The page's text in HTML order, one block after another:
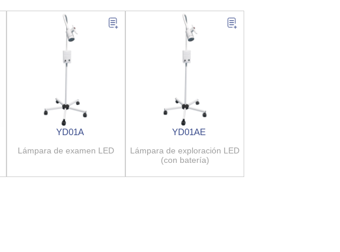
YD01A
Lámpara de examen LED
YD01AE
Lámpara de exploración LED
(con batería)